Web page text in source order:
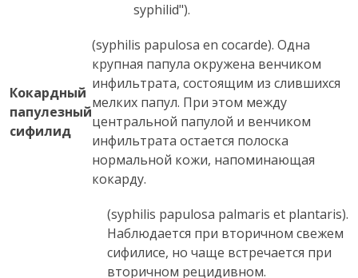
syphilid").
Кокардный
папулезный
сифилид
(syphilis papulosa en cocarde). Одна
крупная папула окружена венчиком
инфильтрата, состоящим из слившихся
мелких папул. При этом между
центральной папулой и венчиком
инфильтрата остается полоска
нормальной кожи, напоминающая
кокарду.
(syphilis papulosa palmaris et plantaris).
Наблюдается при вторичном свежем
сифилисе, но чаще встречается при
вторичном рецидивном.